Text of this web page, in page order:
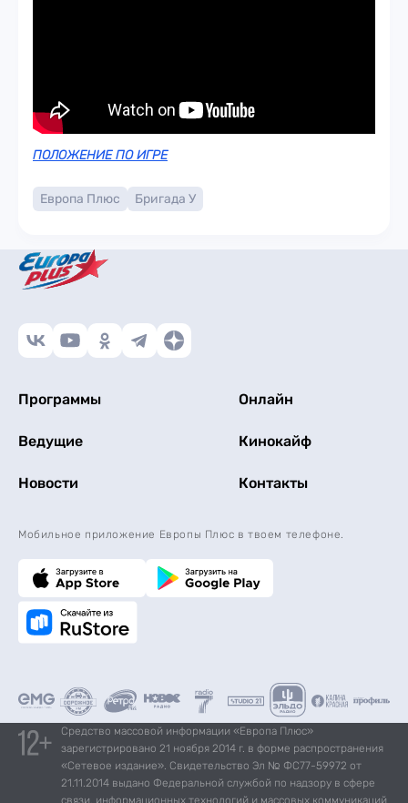
ПОЛОЖЕНИЕ ПО ИГРЕ
Европа Плюс Бригада У
Программы Онлайн
Ведущие Кинокайф
Новости Контакты
Мобильное приложение Европы Плюс в твоем телефоне.
Средство массовой информации «Европа Плюс»
зарегистрировано 21 ноября 2014 г. в форме распространения
«Сетевое издание». Свидетельство Эл № ФС77-59972 от
21.11.2014 выдано Федеральной службой по надзору в сфере
связи, информационных технологий и массовых коммуникаций